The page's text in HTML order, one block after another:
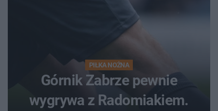
PIŁKA NOŻNA
Górnik Zabrze pewnie
wygrywa z Radomiakiem.